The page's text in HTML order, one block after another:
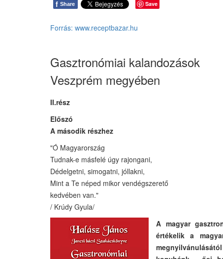
f Share Save
Forrás: www.receptbazar.hu
Gasztronómiai kalandozások
Veszprém megyében
II.rész
Előszó
A második részhez
"Ó Magyarország
Tudnak-e másfelé úgy rajongani,
Dédelgetni, simogatni, jóllakni,
Mint a Te néped mikor vendégszerető
kedvében van."
/ Krúdy Gyula/
A magyar
értékelik a